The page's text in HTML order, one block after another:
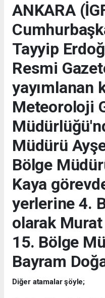
ANKARA
Tayyip
Resmi
yayımlanan
Meteoroloji
Müdürü
Bölge
Kaya
yerlerine 4.
olarak
15. Bölge
Bayram
Diğer atamalar şöyle;